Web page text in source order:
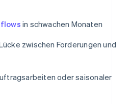
in schwachen Monaten
zwischen Forderungen und
oder saisonaler